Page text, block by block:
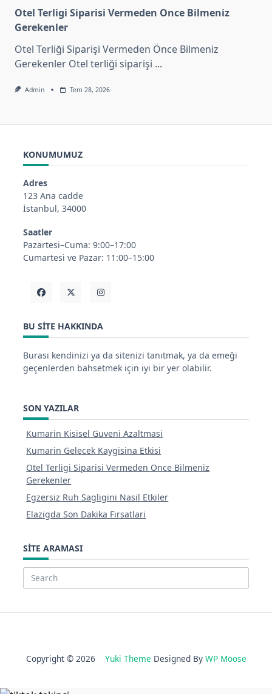
Otel Terligi Siparisi Vermeden Once Bilmeniz
Gerekenler
Otel Terliği Siparişi Vermeden Önce Bilmeniz
Gerekenler Otel terliği siparişi ...
Admin Tem 28, 2026
KONUMUMUZ
Adres
123 Ana cadde
İstanbul, 34000
Saatler
Pazartesi–Cuma: 9:00–17:00
Cumartesi ve Pazar: 11:00–15:00
BU SITE HAKKINDA
Burası kendinizi ya da sitenizi tanıtmak, ya da emeği
geçenlerden bahsetmek için iyi bir yer olabilir.
SON YAZILAR
Kumarin Kisisel Guveni Azaltmasi
Kumarin Gelecek Kaygisina Etkisi
Otel Terligi Siparisi Vermeden Once Bilmeniz
Gerekenler
Egzersiz Ruh Sagligini Nasil Etkiler
Elazigda Son Dakika Firsatlari
SITE ARAMASI
Search
Copyright © 2026 Yuki Theme Designed By WP Moose